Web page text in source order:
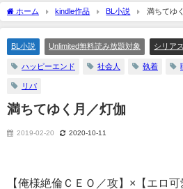
ホーム kindle作品 BL小説 満ちてゆ
BL小説 Unlimited無料読み放題対象 シリアス
ハッピーエンド 社会人 執着
リバ
満ちてゆく月／灯伽
2019-02-20 2020-10-11
【俺様絶倫ＣＥＯ／攻】×【エロ